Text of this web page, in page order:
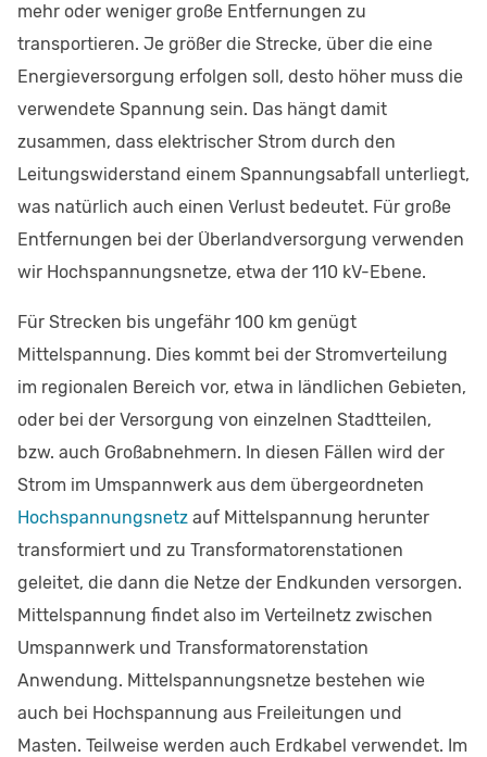
mehr oder weniger große Entfernungen zu
transportieren. Je größer die Strecke, über die eine
Energieversorgung erfolgen soll, desto höher muss die
verwendete Spannung sein. Das hängt damit
zusammen, dass elektrischer Strom durch den
Leitungswiderstand einem Spannungsabfall unterliegt,
was natürlich auch einen Verlust bedeutet. Für große
Entfernungen bei der Überlandversorgung verwenden
wir Hochspannungsnetze, etwa der 110 kV-Ebene.
Für Strecken bis ungefähr 100 km genügt
Mittelspannung. Dies kommt bei der Stromverteilung
im regionalen Bereich vor, etwa in ländlichen Gebieten,
oder bei der Versorgung von einzelnen Stadtteilen,
bzw. auch Großabnehmern. In diesen Fällen wird der
Strom im Umspannwerk aus dem übergeordneten
Hochspannungsnetz auf Mittelspannung herunter
transformiert und zu Transformatorenstationen
geleitet, die dann die Netze der Endkunden versorgen.
Mittelspannung findet also im Verteilnetz zwischen
Umspannwerk und Transformatorenstation
Anwendung. Mittelspannungsnetze bestehen wie
auch bei Hochspannung aus Freileitungen und
Masten. Teilweise werden auch Erdkabel verwendet. Im